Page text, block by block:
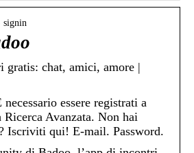
signin
gratis: chat, amici, amore |
essere registrati a
Ricerca Avanzata. Non hai
Iscriviti qui! E-mail. Password.